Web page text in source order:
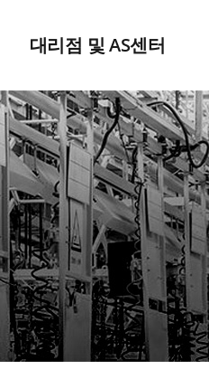
대리점 및 AS센터